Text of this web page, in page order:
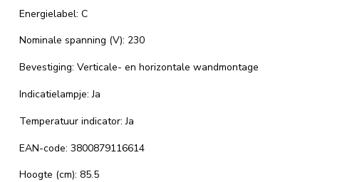
Energielabel: C
Nominale spanning (V): 230
Bevestiging: Verticale- en horizontale wandmontage
Indicatielampje: Ja
Temperatuur indicator: Ja
EAN-code: 3800879116614
Hoogte (cm): 85.5